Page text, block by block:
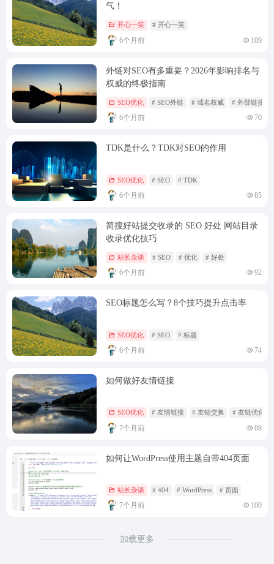
气！
开心一笑 # 开心一笑
6个月前 109
外链对SEO有多重要？2026年影响排名与
权威的终极指南
SEO优化 # SEO外链 # 域名权威 # 外部链接
6个月前 70
TDK是什么？TDK对SEO的作用
SEO优化 # SEO # TDK
6个月前 85
简搜好站提交收录的 SEO 好处 网站目录
收录优化技巧
站长杂谈 # SEO # 优化 # 好处
6个月前 92
SEO标题怎么写？8个技巧提升点击率
SEO优化 # SEO # 标题
6个月前 74
如何做好友情链接
SEO优化 # 友情链接 # 友链交换 # 友链优化
7个月前 88
如何让WordPress使用主题自带404页面
站长杂谈 # 404 # WordPress # 页面
7个月前 100
加载更多